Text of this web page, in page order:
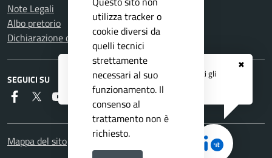
✖
Registrati ai serviziAPP IO
e ricevi tutti gli
aggiornamenti dall'Ente
Note Legali
Albo pretorio
Dichiarazione di accessibilità
SEGUICI SU
FaceboookTwitter YoutubeRSS
Mappa del sito
utilizza tracker o
cookie diversi da
quelli tecnici
strettamente
necessari al suo
funzionamento. Il
consenso al
trattamento non è
richiesto.